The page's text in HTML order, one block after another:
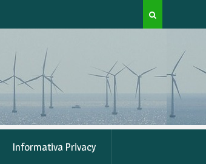
🌬️ Il vento che cambia le cose: l’energia eolica tra
grandi progetti e realtà italiana
Informativa Privacy